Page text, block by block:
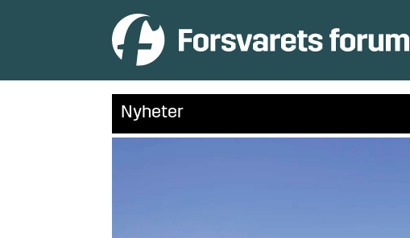
Nyheter